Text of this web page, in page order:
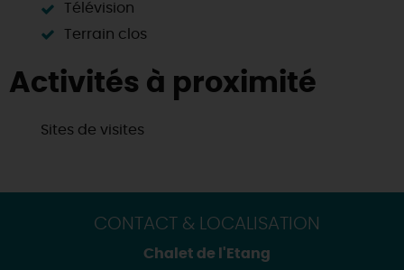
Télévision
Terrain clos
Activités à proximité
Sites de visites
CONTACT & LOCALISATION
Chalet de l'Etang